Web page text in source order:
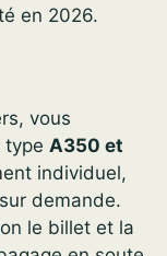
en 2026.
vous
type A350 et
individuel,
demande.
le billet et la